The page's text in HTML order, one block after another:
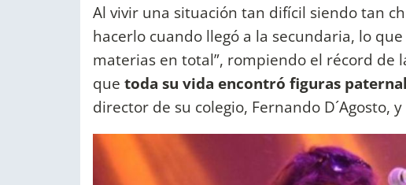
Al vivir una situación tan difícil siendo tan
hacerlo cuando llegó a la secundaria, lo
materias en total”, rompiendo el récord
que toda su vida encontró figuras
director de su colegio, Fernando D´Agosto,